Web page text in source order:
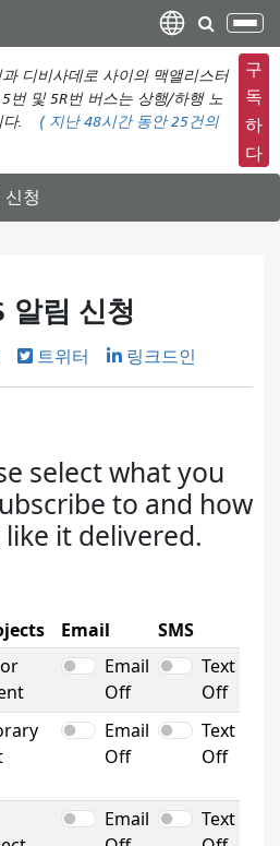
컨
텐
츠
건
너
뛰
탐
색
메
뉴
전
환
디비사데로 사이의 맥앨리스터
번 및 5R번 버스는 상행/하행 노
.
( 지난 48시간 동안25건의
구
독
하
다
신청
알림 신청
트위터 링크드인